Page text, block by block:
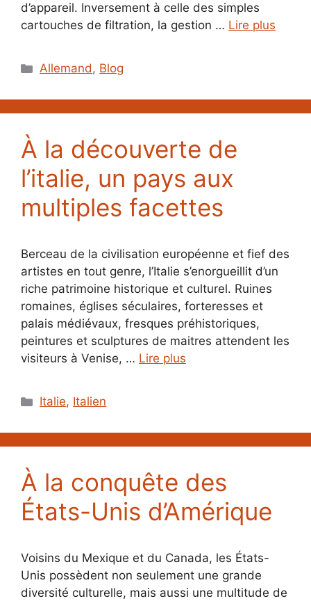
d’appareil. Inversement à celle des simples
cartouches de filtration, la gestion … Lire plus
Catégories
Allemand, Blog
À la découverte de
l’italie, un pays aux
multiples facettes
Berceau de la civilisation européenne et fief des
artistes en tout genre, l’Italie s’enorgueillit d’un
riche patrimoine historique et culturel. Ruines
romaines, églises séculaires, forteresses et
palais médiévaux, fresques préhistoriques,
peintures et sculptures de maitres attendent les
visiteurs à Venise, … Lire plus
Catégories
Italie, Italien
À la conquête des
États-Unis d’Amérique
Voisins du Mexique et du Canada, les États-
Unis possèdent non seulement une grande
diversité culturelle, mais aussi une multitude de